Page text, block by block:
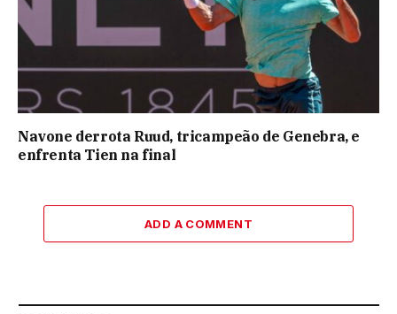
Navone derrota Ruud, tricampeão de Genebra, e
enfrenta Tien na final
ADD A COMMENT